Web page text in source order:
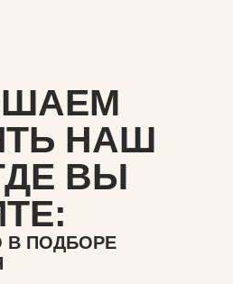
НАШ
ВЫ
В ПОДБОРЕ